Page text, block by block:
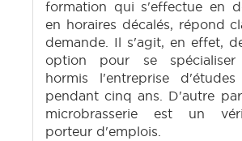
formation qui s'effectue en
en horaires décalés, répond
demande. Il s'agit, en effet,
option pour se spécialiser
hormis l'entreprise
pendant cinq ans. D'autre
microbrasserie est un
porteur d'emplois.